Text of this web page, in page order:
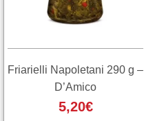
Friarielli Napoletani 290 g –
D’Amico
5,20€